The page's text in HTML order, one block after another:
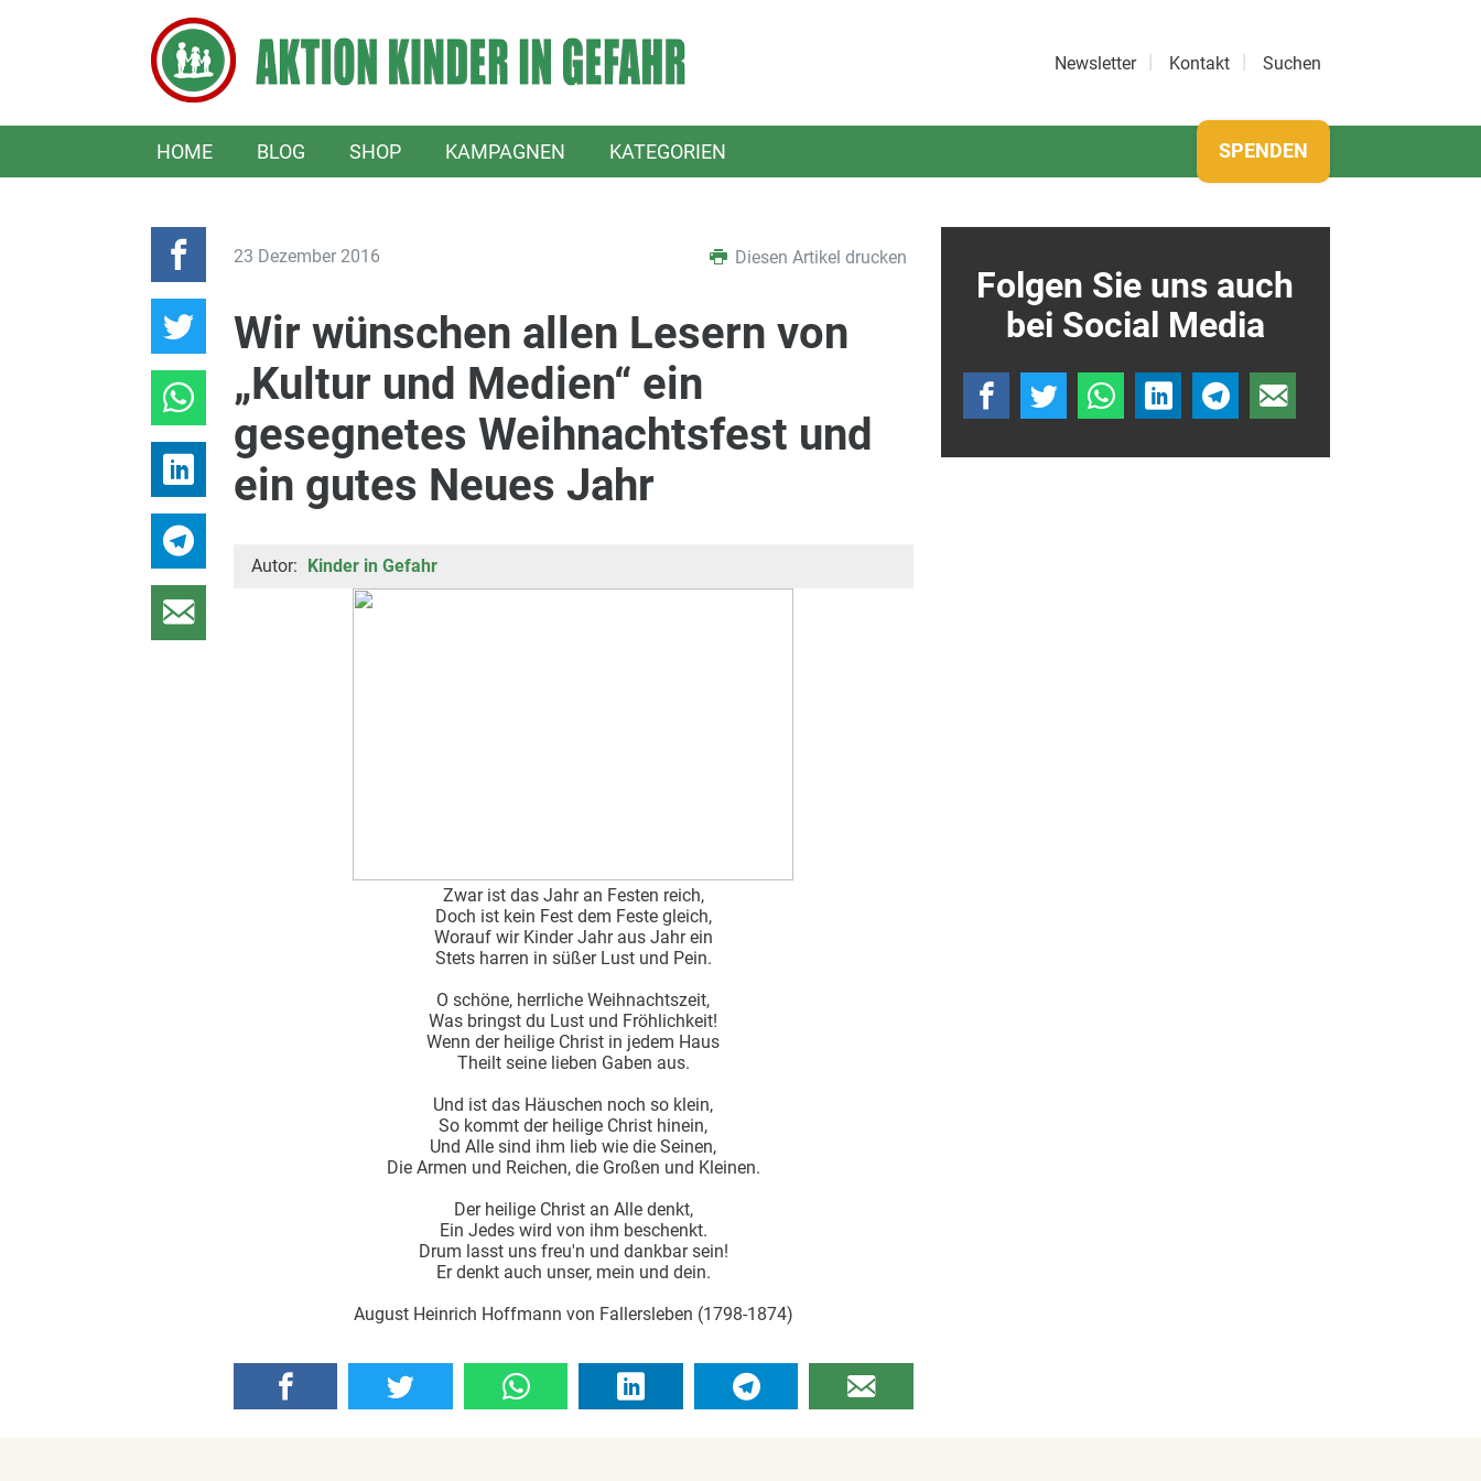
Newsletter Kontakt Suchen
HOME BLOG SHOP KAMPAGNEN KATEGORIEN SPENDEN
23 Dezember 2016 Diesen Artikel drucken
Wir wünschen allen Lesern von
„Kultur und Medien“ ein
gesegnetes Weihnachtsfest und
ein gutes Neues Jahr
Autor: Kinder in Gefahr
Zwar ist das Jahr an Festen reich,
Doch ist kein Fest dem Feste gleich,
Worauf wir Kinder Jahr aus Jahr ein
Stets harren in süßer Lust und Pein.
O schöne, herrliche Weihnachtszeit,
Was bringst du Lust und Fröhlichkeit!
Wenn der heilige Christ in jedem Haus
Theilt seine lieben Gaben aus.
Und ist das Häuschen noch so klein,
So kommt der heilige Christ hinein,
Und Alle sind ihm lieb wie die Seinen,
Die Armen und Reichen, die Großen und Kleinen.
Der heilige Christ an Alle denkt,
Ein Jedes wird von ihm beschenkt.
Drum lasst uns freu'n und dankbar sein!
Er denkt auch unser, mein und dein.
August Heinrich Hoffmann von Fallersleben (1798-1874)
Folgen Sie uns auch
bei Social Media